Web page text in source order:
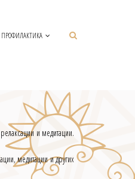
ПРОФИЛАКТИКА
и медитации.
медитации и других